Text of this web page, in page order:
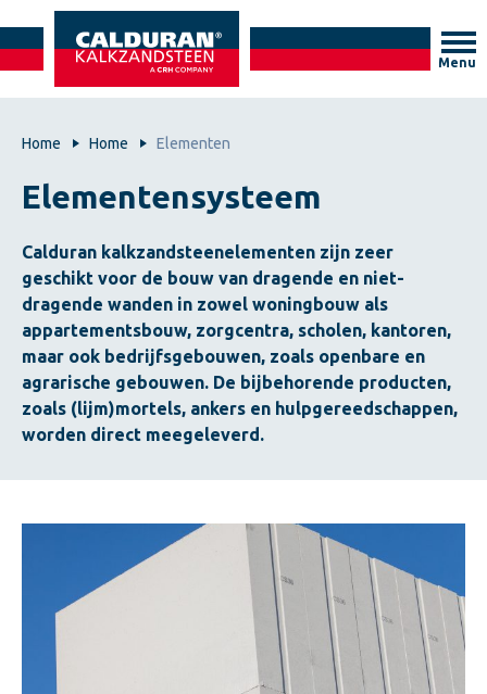
Menu
Home Home Elementen
Elementensysteem
Calduran kalkzandsteenelementen zijn zeer
geschikt voor de bouw van dragende en niet-
dragende wanden in zowel woningbouw als
appartementsbouw, zorgcentra, scholen, kantoren,
maar ook bedrijfsgebouwen, zoals openbare en
agrarische gebouwen. De bijbehorende producten,
zoals (lijm)mortels, ankers en hulpgereedschappen,
worden direct meegeleverd.